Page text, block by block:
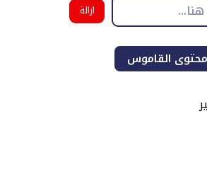
ازالة
البحث
محتوى القاموس